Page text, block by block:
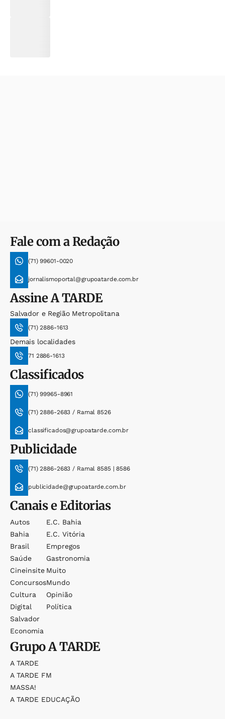
Fale com a Redação
(71) 99601-0020
jornalismoportal@grupoatarde.com.br
AssineA TARDE
Salvador e Região Metropolitana
(71) 2886-1613
Demais localidades
71 2886-1613
Classificados
(71) 99965-8961
(71) 2886-2683 / Ramal 8526
classificados@grupoatarde.com.br
Publicidade
(71) 2886-2683 / Ramal 8585 | 8586
publicidade@grupoatarde.com.br
Canais e Editorias
Autos
Bahia
Brasil
Saúde
Cineinsite
Concursos
Cultura
Digital
Salvador
Economia
E.c. Bahia
E.c. Vitória
Empregos
Gastronomia
Muito
Mundo
Opinião
Política
GrupoA TARDE
A TARDE
A TARDE FM
MASSA!
A TARDE EDUCAÇÃO